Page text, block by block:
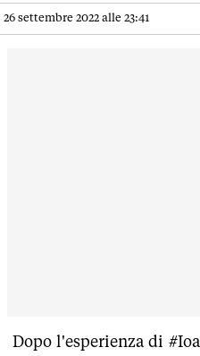
26 settembre 2022 alle 23:41
Dopo l'esperienza di